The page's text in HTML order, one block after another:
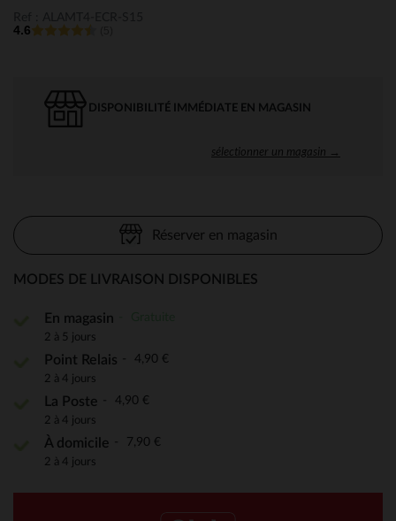
4.6
DISPONIBILITÉ IMMÉDIATE EN MAGASIN
sélectionner un magasin →
Réserver en magasin
MODES DE LIVRAISON DISPONIBLES
En magasin
2 à 5 jours
Point Relais 4,90 €
2 à 4 jours
La Poste 4,90 €
2 à 4 jours
À domicile 7,90 €
2 à 4 jours